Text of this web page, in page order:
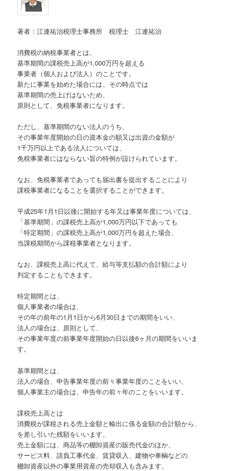
ン
ツ
へ
移
動
ツ
へ
移
動
著者：江連祐治税理士事務所 税理士 江連祐治
消費税の納税事業者とは、
基準期間の課税売上高が1,000万円を超える
事業者（個人および法人）のことです。
新たに事業を始めた場合には、その時点では
基準期間の売上げはないため、
原則として、免税事業者になります。
ただし、基準期間のない法人のうち、
その事業年度開始の日の資本金の額又は出資の金額が
1千万円以上である法人については、
免税事業者にはならない旨の特例が設けられています。
なお、免税事業者であっても届出書を提出することにより
課税事業者になることを選択することができます。
平成25年1月1日以後に開始する年又は事業年度については、
「基準期間」の課税売上高が1,000万円以下であっても
「特定期間」の課税売上高が1,000万円を超えた場合、
当課税期間から課税事業者となります。
なお、課税売上高に代えて、給与等支払額の合計額により
判定することもできます。
特定期間とは、
個人事業者の場合は、
その年の前年の1月1日から6月30日までの期間をいい、
法人の場合は、原則として、
その事業年度の前事業年度開始の日以後6ヶ月の期間をいいま
す。
基準期間とは、
法人の場合、申告事業年度の前々事業年度のことをいい、
個人事業主の場合は、申告年の前々年のことをいいます。
課税売上高とは
消費税が課税される売上金額と輸出に係る金額の合計額から、
を差し引いた残額をいいます。
売上金額には、商品等の棚卸資産の販売代金のほか、
サービス料、請負工事代金、賃貸収入、建物や車輌などの
棚卸資産以外の事業用資産の売却収入も含みます。